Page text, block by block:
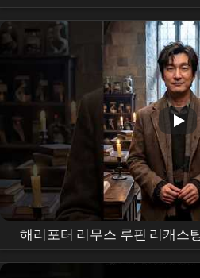
#NamJooHyuk # 남주혁
#kdrama #shorts
해리포터 리무스 루핀 리캐스
다면? | Harry Potter Remus
Seung-